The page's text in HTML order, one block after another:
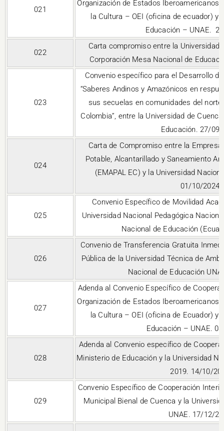
021
Organización de Estados Iberoamericanos
la Cultura – OEI (oficina de ecuador) y
Educación – UNAE.
022
Carta compromiso entre la Universidad
Corporación Mesa Nacional de
023
Convenio específico para el Desarrollo
“Saberes Andinos y Amazónicos en
sus secuelas en comunidades del
Colombia”, entre la Universidad de
Educación. 27/09/
024
Carta de Compromiso entre la
Potable, Alcantarillado y Saneamiento
(EMAPAL EC) y la Universidad
01/10/2024
025
Convenio Específico de Movilidad
Universidad Nacional Pedagógica
Nacional de Educación
026
Convenio de Transferencia Gratuita
Pública de la Universidad Técnica de
Nacional de Educación
027
Adenda al Convenio Específico de
Organización de Estados Iberoamericanos
la Cultura – OEI (oficina de Ecuador) y
Educación – UNAE.
028
Adenda al Convenio específico de
Ministerio de Educación y la Universidad
2019. 14/10/
029
Convenio Específico de Cooperación
Municipal Bienal de Cuenca y la
UNAE. 17/12/